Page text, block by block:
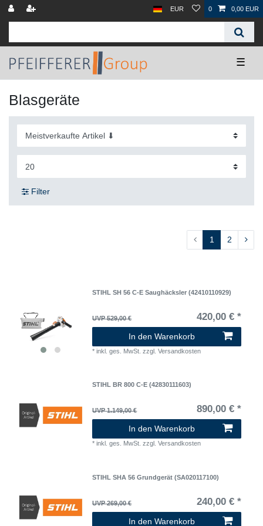
EUR 0 0,00 EUR
☰
Blasgeräte
Filter
1 2
STIHL SH 56 C-E Saughäcksler (42410110929)
UVP 529,00 € 420,00 € *
In den Warenkorb
*inkl. ges. MwSt. zzgl.Versandkosten
STIHL BR 800 C-E (42830111603)
UVP 1.149,00 € 890,00 € *
In den Warenkorb
*inkl. ges. MwSt. zzgl.Versandkosten
STIHL SHA 56 Grundgerät (SA020117100)
UVP 269,00 € 240,00 € *
In den Warenkorb